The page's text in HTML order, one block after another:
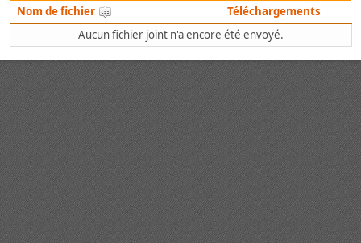
Nom de fichier
Téléchargements
Aucun fichier joint n'a encore été envoyé.